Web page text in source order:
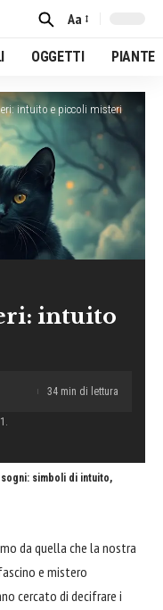
Font
Resizer
Aa
OGGETTI PIANTE
intuito e piccoli misteri
intuito
34 min di lettura
simboli di intuito,
da quella che la nostra
e mistero
cercato di decifrare i